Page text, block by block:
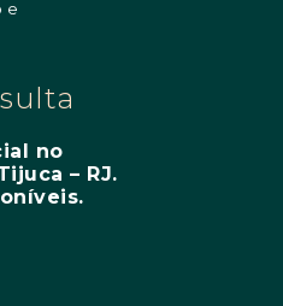
e
no
– RJ.